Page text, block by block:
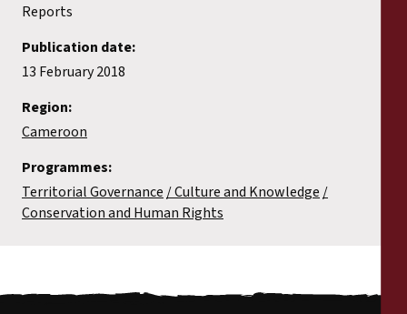
Reports
Publication date:
13 February 2018
Region:
Cameroon
Programmes:
Territorial Governance Culture and Knowledge
Conservation and Human Rights